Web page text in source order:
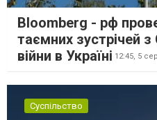
Bloomberg - рф
таємних зустрічей
війни в Україні 12:45, 5
Суспільство